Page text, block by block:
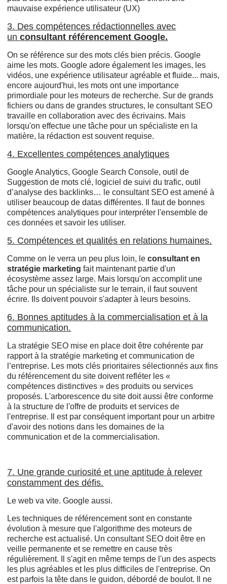
mauvaise expérience utilisateur (UX)
3. Des compétences rédactionnelles avec
unconsultant référencement Google.
On se référence sur des mots clés bien précis. Google
aime les mots. Google adore également les images, les
vidéos, une expérience utilisateur agréable et fluide... mais,
encore aujourd'hui, les mots ont une importance
primordiale pour les moteurs de recherche. Sur de grands
fichiers ou dans de grandes structures, le consultant SEO
travaille en collaboration avec des écrivains. Mais
lorsqu'on effectue une tâche pour un spécialiste en la
matière, la rédaction est souvent requise.
4. Excellentes compétences analytiques
Google Analytics, Google Search Console, outil de
Suggestion de mots clé, logiciel de suivi du trafic, outil
d’analyse des backlinks… le consultant SEO est amené à
utiliser beaucoup de datas différentes. Il faut de bonnes
compétences analytiques pour interpréter l'ensemble de
ces données et savoir les utiliser.
5. Compétences et qualités en relations humaines.
Comme on le verra un peu plus loin, le consultant en
stratégie marketingfait maintenant partie d'un
écosystème assez large. Mais lorsqu'on accomplit une
tâche pour un spécialiste sur le terrain, il faut souvent
écrire. Ils doivent pouvoir s'adapter à leurs besoins.
6. Bonnes aptitudes à la commercialisation et à la
communication.
La stratégie SEO mise en place doit être cohérente par
rapport à la stratégie marketing et communication de
l’entreprise. Les mots clés prioritaires sélectionnés aux fins
du référencement du site doivent refléter les «
compétences distinctives » des produits ou services
proposés. L'arborescence du site doit aussi être conforme
à la structure de l'offre de produits et services de
l'entreprise. Il est par conséquent important pour un arbitre
d'avoir des notions dans les domaines de la
communication et de la commercialisation.
7. Une grande curiosité et une aptitude à relever
constamment des défis.
Le web va vite. Google aussi.
Les techniques de référencement sont en constante
évolution à mesure que l'algorithme des moteurs de
recherche est actualisé. Un consultant SEO doit être en
veille permanente et se remettre en cause très
régulièrement. Il s'agit en même temps de l'un des aspects
les plus agréables et les plus difficiles de l'entreprise. On
est parfois la tête dans le guidon, débordé de boulot. Il ne